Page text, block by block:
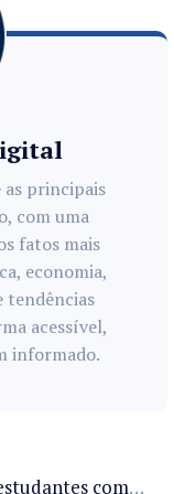
principais
com uma
fatos mais
economia,
tendências
acessível,
informado.
Projeto na Câmara inclui estudantes com deficiência no regime escolar especial da LDB e estabelece critérios para frequência